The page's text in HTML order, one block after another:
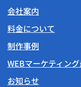
会社案内
料金について
制作事例
WEBマーケティン
お知らせ